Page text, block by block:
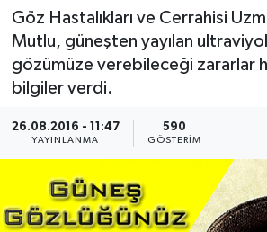
Göz Hastalıkları ve Cerrahisi
Mutlu, güneşten yayılan ultraviyole
gözümüze verebileceği zararlar
bilgiler verdi.
26.08.2016 - 11:47
YAYINLANMA
590
GÖSTERIM
Trafik Durumu
Süper Lig Puan Durumu ve
Tüm Manşetler
Haber Arşivi